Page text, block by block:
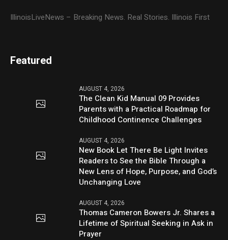
IllinoisLiveNews – Breaking News. Real Stories. Illinois First
Featured
AUGUST 4, 2026
The Clean Kid Manual 09 Provides
Parents with a Practical Roadmap for
Childhood Continence Challenges
AUGUST 4, 2026
New Book Let There Be Light Invites
Readers to See the Bible Through a
New Lens of Hope, Purpose, and God’s
Unchanging Love
AUGUST 4, 2026
Thomas Cameron Bowers Jr. Shares a
Lifetime of Spiritual Seeking in Ask in
Prayer